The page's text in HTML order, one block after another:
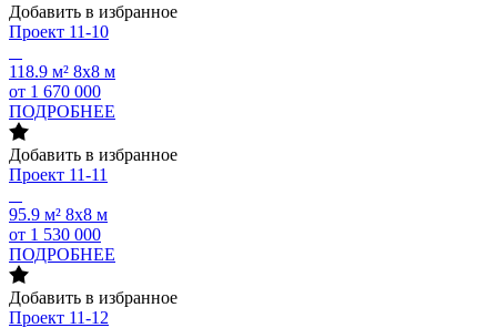
Добавить в избранное
Проект 11-10
118.9 м² 8х8 м
от 1 670 000
ПОДРОБНЕЕ
Добавить в избранное
Проект 11-11
95.9 м² 8х8 м
от 1 530 000
ПОДРОБНЕЕ
Добавить в избранное
Проект 11-12